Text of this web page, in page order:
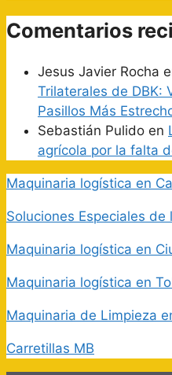
Comentarios
Jesus Javier Rocha
Trilaterales de DBK:
Pasillos Más
Sebastián Pulido en
agrícola por la falta
Maquinaria logística en
Soluciones Especiales de
Maquinaria logística en
Maquinaria logística en
Maquinaria de Limpieza
Carretillas MB